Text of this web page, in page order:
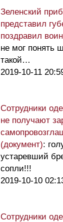
Зеленский
представил
поздравил
не мог понять
такой…
2019-10-11
Сотрудники
не получают
(документ):
устаревший
сопли!!!
2019-10-10
Сотрудники